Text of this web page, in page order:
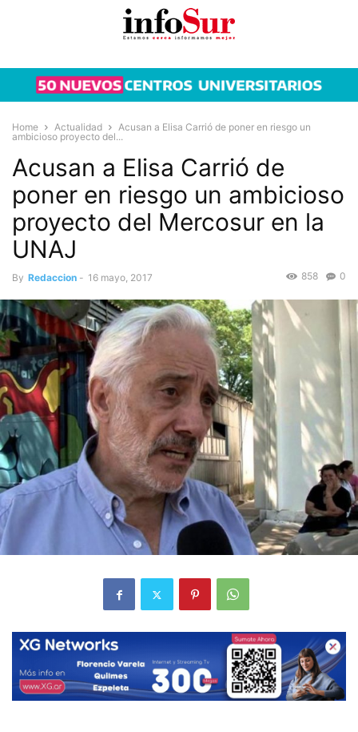
Home Actualidad
Acusan a Elisa Carrió de poner en riesgo un
ambicioso proyecto del...
Acusan a Elisa Carrió de
poner en riesgo un ambicioso
proyecto del Mercosur en la
UNAJ
By Redaccion - 16 mayo, 2017 0
858